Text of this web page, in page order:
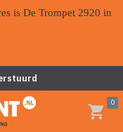
is De Trompet 2920 in
0